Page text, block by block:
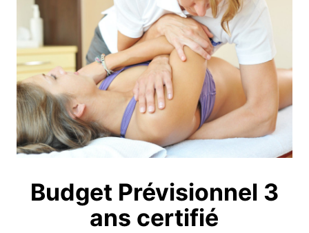
Budget Prévisionnel 3
ans certifié